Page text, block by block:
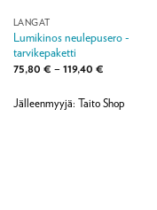
LANGAT
Lumikinos neulepusero -
tarvikepaketti
75,80 € – 119,40 €Hintaluokka:
119,40 €
Jälleenmyyjä: Taito Shop